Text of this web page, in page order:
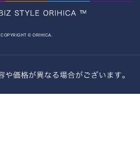
COPYRIGHT © ORIHICA.